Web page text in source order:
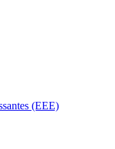
(EEE)